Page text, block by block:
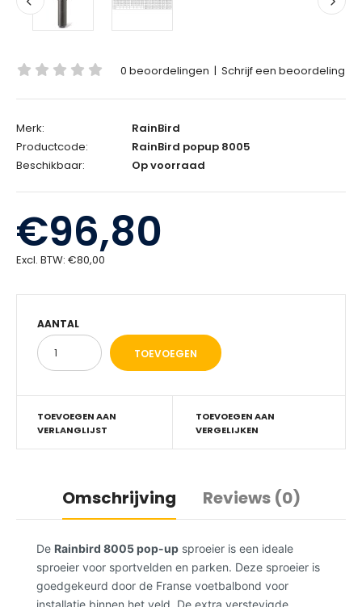
0 beoordelingen | Schrijf een beoordeling
Merk:
RainBird
Productcode:
RainBird popup 8005
Beschikbaar:
Op voorraad
€96,80
Excl. BTW: €80,00
AANTAL
TOEVOEGEN AAN
VERLANGLIJST
TOEVOEGEN AAN
VERGELIJKEN
Omschrijving Reviews (0)
De Rainbird 8005 pop-up sproeier is een ideale
sproeier voor sportvelden en parken. Deze sproeier is
goedgekeurd door de Franse voetbalbond voor
installatie binnen het veld. De extra verstevigde